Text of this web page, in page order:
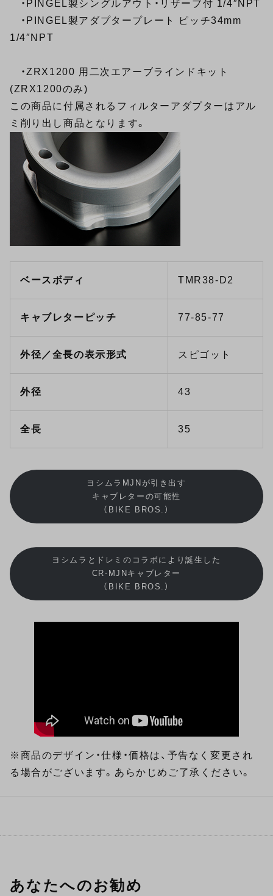
・PINGEL製シングルアウト・リザーブ付 1/4″NPT
・PINGEL製アダプタープレート ピッチ34mm
1/4″NPT
・ZRX1200 用二次エアーブラインドキット
(ZRX1200のみ)
この商品に付属されるフィルターアダプターはアル
ミ削り出し商品となります。
ベースボディ TMR38-D2
キャブレターピッチ 77-85-77
外径／全長の表示形式 スピゴット
外径 43
全長 35
ヨシムラMJNが引き出す
キャブレターの可能性
（BIKE BROS.）
ヨシムラとドレミのコラボにより誕生した
CR-MJNキャブレター
（BIKE BROS.）
※商品のデザイン・仕様・価格は、予告なく変更され
る場合がございます。あらかじめご了承ください。
あなたへのお勧め